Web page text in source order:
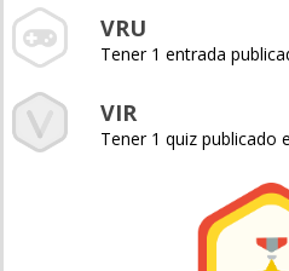
VRU
Tener 1 entrada
VIR
Tener 1 quiz publicado